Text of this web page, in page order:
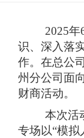
2025年6
识、深入落
作。在总公
州分公司面
财商活动。
本次活动
专场以“模拟